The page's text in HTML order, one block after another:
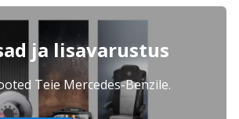
ja lisavarustus
Teie Mercedes-Benzile.